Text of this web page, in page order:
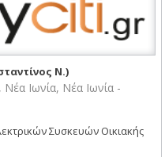
Ν.)
Ιωνία, Νέα Ιωνία -
Συσκευών Οικιακής